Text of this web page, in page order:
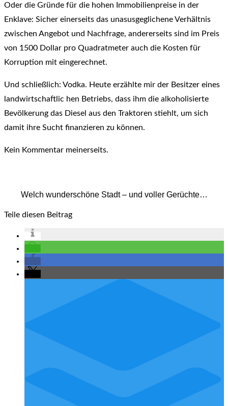
Oder die Gründe für die hohen Immobilienpreise in der
Enklave: Sicher einerseits das unasusgeglichene Verhältnis
zwischen Angebot und Nachfrage, andererseits sind im Preis
von 1500 Dollar pro Quadratmeter auch die Kosten für
Korruption mit eingerechnet.
Und schließlich: Vodka. Heute erzählte mir der Besitzer eines
landwirtschaftlic hen Betriebs, dass ihm die alkoholisierte
Bevölkerung das Diesel aus den Traktoren stiehlt, um sich
damit ihre Sucht finanzieren zu können.
Kein Kommentar meinerseits.
Welch wunderschöne Stadt – und voller Gerüchte…
Teile diesen Beitrag